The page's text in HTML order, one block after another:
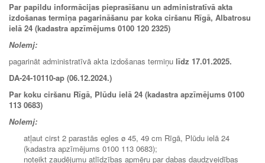
Par papildu informācijas pieprasīšanu un administratīvā akta
izdošanas termiņa pagarināšanu par koka ciršanu Rīgā, Albatrosu
ielā 24 (kadastra apzīmējums 0100 120 2325)
Nolemj:
pagarināt administratīvā akta izdošanas termiņu līdz 17.01.2025.
DA-24-10110-ap (06.12.2024.)
Par koku ciršanu Rīgā, Plūdu ielā 24 (kadastra apzīmējums 0100
113 0683)
Nolemj:
atļaut cirst 2 parastās egles ø 45, 49 cm Rīgā, Plūdu ielā 24
(kadastra apzīmējums 0100 113 0683);
noteikt zaudējumu atlīdzības apmēru par dabas daudzveidības